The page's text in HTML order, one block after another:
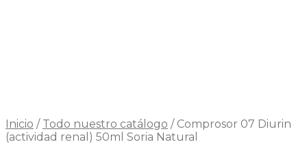
Inicio / Todo nuestro catálogo /Comprosor 07 Diurin
(actividad renal) 50ml Soria Natural